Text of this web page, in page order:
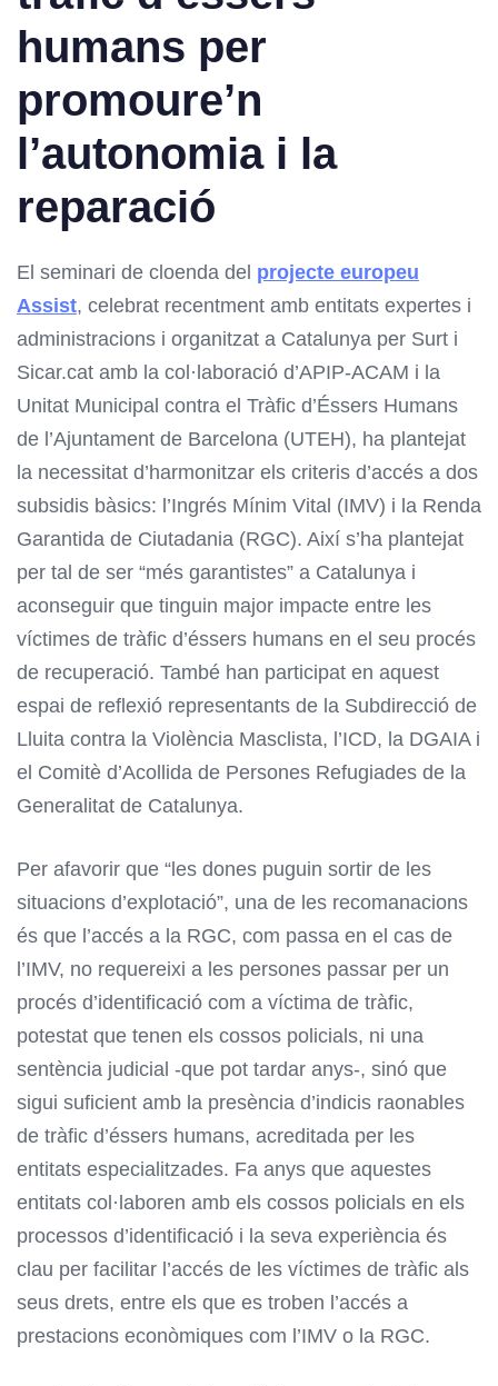
humans per
promoure’n
l’autonomia i la
reparació
El seminari de cloenda del projecte europeu
Assist, celebrat recentment amb entitats expertes i
administracions i organitzat a Catalunya per Surt i
Sicar.cat amb la col·laboració d’APIP-ACAM i la
Unitat Municipal contra el Tràfic d’Éssers Humans
de l’Ajuntament de Barcelona (UTEH), ha plantejat
la necessitat d’harmonitzar els criteris d’accés a dos
subsidis bàsics: l’Ingrés Mínim Vital (IMV) i la Renda
Garantida de Ciutadania (RGC). Així s’ha plantejat
per tal de ser “més garantistes” a Catalunya i
aconseguir que tinguin major impacte entre les
víctimes de tràfic d’éssers humans en el seu procés
de recuperació. També han participat en aquest
espai de reflexió representants de la Subdirecció de
Lluita contra la Violència Masclista, l’ICD, la DGAIA i
el Comitè d’Acollida de Persones Refugiades de la
Generalitat de Catalunya.
Per afavorir que “les dones puguin sortir de les
situacions d’explotació”, una de les recomanacions
és que l’accés a la RGC, com passa en el cas de
l’IMV, no requereixi a les persones passar per un
procés d’identificació com a víctima de tràfic,
potestat que tenen els cossos policials, ni una
sentència judicial -que pot tardar anys-, sinó que
sigui suficient amb la presència d’indicis raonables
de tràfic d’éssers humans, acreditada per les
entitats especialitzades. Fa anys que aquestes
entitats col·laboren amb els cossos policials en els
processos d’identificació i la seva experiència és
clau per facilitar l’accés de les víctimes de tràfic als
seus drets, entre els que es troben l’accés a
prestacions econòmiques com l’IMV o la RGC.